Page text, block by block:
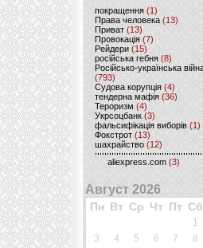
покращення (1)
Права человека(13)
Приват (13)
Провокація (7)
Рейдери (15)
російська гебня (8)
Російсько-українська
(793)
Судова корупція (4)
тендерна мафія (36)
Тероризм (4)
Укрсоцбанк (3)
фальсифікація виборів (1)
Фокстрот(13)
шахрайство (12)
aliexpress.com (3)
Август 2026
Пн Вт Ср Чт Пт Сб
1
3
4 5 6 7 8